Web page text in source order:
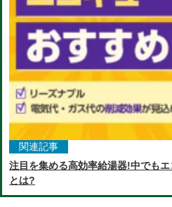
関連記事
注目を集める高効率給湯器!中でも
とは?